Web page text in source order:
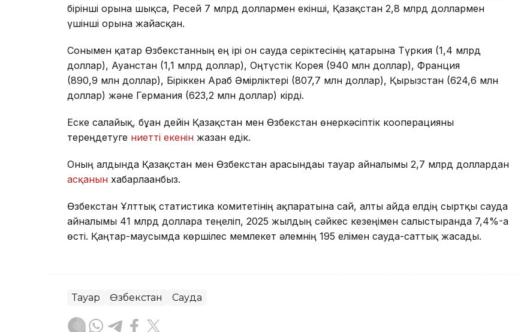
бірінші орынға шықса, Ресей 7 млрд доллармен екінші, Қазақстан 2,8 млрд доллармен
үшінші орынға жайғасқан.
Сонымен қатар Өзбекстанның ең ірі он сауда серіктесінің қатарына Түркия (1,4 млрд
доллар), Ауғанстан (1,1 млрд доллар), Оңтүстік Корея (940 млн доллар), Франция
(890,9 млн доллар), Біріккен Араб Әмірліктері (807,7 млн доллар), Қырғызстан (624,6 млн
доллар) және Германия (623,2 млн доллар) кірді.
Еске салайық, бұған дейін Қазақстан мен Өзбекстан өнеркәсіптік кооперацияны
тереңдетуге ниетті екенін жазған едік.
Оның алдында Қазақстан мен Өзбекстан арасындағы тауар айналымы 2,7 млрд доллардан
асқанын хабарлағанбыз.
Өзбекстан Ұлттық статистика комитетінің ақпаратына сай, алты айда елдің сыртқы сауда
айналымы 41 млрд долларға теңеліп, 2025 жылдың сәйкес кезеңімен салыстырғанда 7,4%-ға
өсті. Қаңтар-маусымда көршілес мемлекет әлемнің 195 елімен сауда-саттық жасады.
Тауар Өзбекстан Сауда